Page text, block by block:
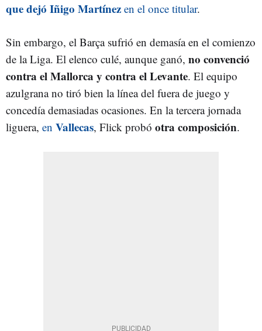
que dejó Iñigo Martínez en el once titular.
Sin embargo, el Barça sufrió en demasía en el comienzo
de la Liga. El elenco culé, aunque ganó, no convenció
contra el Mallorca y contra el Levante. El equipo
azulgrana no tiró bien la línea del fuera de juego y
concedía demasiadas ocasiones. En la tercera jornada
liguera, en Vallecas, Flick probó otra composición.